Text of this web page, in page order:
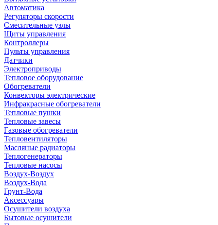
Автоматика
Регуляторы скорости
Смесительные узлы
Щиты управления
Контроллеры
Пульты управления
Датчики
Электроприводы
Тепловое оборудование
Обогреватели
Конвекторы электрические
Инфракрасные обогреватели
Тепловые пушки
Тепловые завесы
Газовые обогреватели
Тепловентиляторы
Масляные радиаторы
Теплогенераторы
Тепловые насосы
Воздух-Воздух
Воздух-Вода
Грунт-Вода
Аксессуары
Осушители воздуха
Бытовые осушители